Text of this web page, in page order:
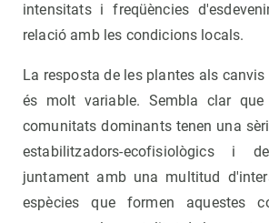
intensitats i freqüències
relació amb les condicions locals.
La resposta de les plantes als
és molt variable. Sembla clar
comunitats dominants tenen una
estabilitzadors-ecofisiològics i
juntament amb una multitud
espècies que formen aquestes